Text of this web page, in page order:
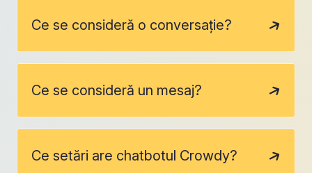
Ce se consideră o conversație?
Ce se consideră un mesaj?
Ce setări are chatbotul Crowdy?